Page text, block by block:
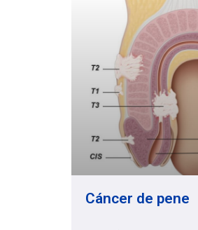
Cáncer de pene